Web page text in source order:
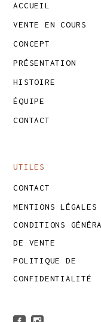
ACCUEIL
VENTE EN COURS
CONCEPT
PRÉSENTATION
HISTOIRE
ÉQUIPE
CONTACT
UTILES
CONTACT
MENTIONS LÉGALES
CONDITIONS
DE VENTE
POLITIQUE DE
CONFIDENTIALITÉ